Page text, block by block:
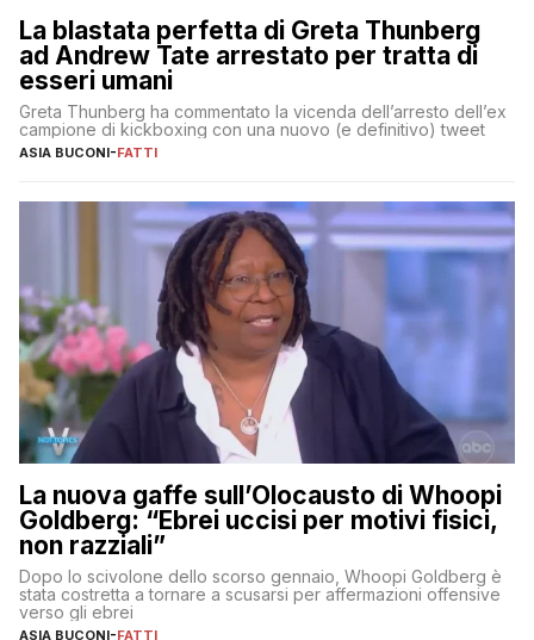
La blastata perfetta di Greta Thunberg
ad Andrew Tate arrestato per tratta di
esseri umani
Greta Thunberg ha commentato la vicenda dell’arresto dell’ex
campione di kickboxing con una nuovo (e definitivo) tweet
ASIA BUCONI-FATTI
La nuova gaffe sull’Olocausto di Whoopi
Goldberg: “Ebrei uccisi per motivi fisici,
non razziali”
Dopo lo scivolone dello scorso gennaio, Whoopi Goldberg è
stata costretta a tornare a scusarsi per affermazioni offensive
verso gli ebrei
ASIA BUCONI-FATTI